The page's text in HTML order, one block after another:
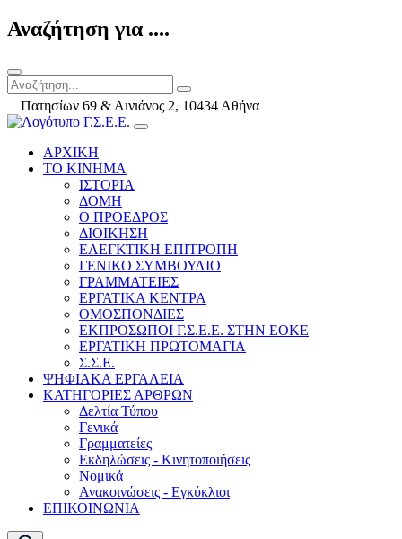
Αναζήτηση για ....
Πατησίων 69 & Αινιάνος 2, 10434 Αθήνα
ΑΡΧΙΚΗ
ΤΟ ΚΙΝΗΜΑ
ΙΣΤΟΡΙΑ
ΔΟΜΗ
Ο ΠΡΟΕΔΡΟΣ
ΔΙΟΙΚΗΣΗ
ΕΛΕΓΚΤΙΚΗ ΕΠΙΤΡΟΠΗ
ΓΕΝΙΚΟ ΣΥΜΒΟΥΛΙΟ
ΓΡΑΜΜΑΤΕΙΕΣ
ΕΡΓΑΤΙΚΑ ΚΕΝΤΡΑ
ΟΜΟΣΠΟΝΔΙΕΣ
ΕΚΠΡΟΣΩΠΟΙ Γ.Σ.Ε.Ε. ΣΤΗΝ ΕΟΚΕ
ΕΡΓΑΤΙΚΗ ΠΡΩΤΟΜΑΓΙΑ
Σ.Σ.Ε.
ΨΗΦΙΑΚΑ ΕΡΓΑΛΕΙΑ
ΚΑΤΗΓΟΡΙΕΣ ΑΡΘΡΩΝ
Δελτία Τύπου
Γενικά
Γραμματείες
Εκδηλώσεις - Κινητοποιήσεις
Νομικά
Ανακοινώσεις - Εγκύκλιοι
ΕΠΙΚΟΙΝΩΝΙΑ